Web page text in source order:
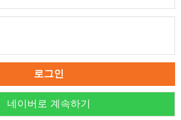
로그인
네이버로 계속하기